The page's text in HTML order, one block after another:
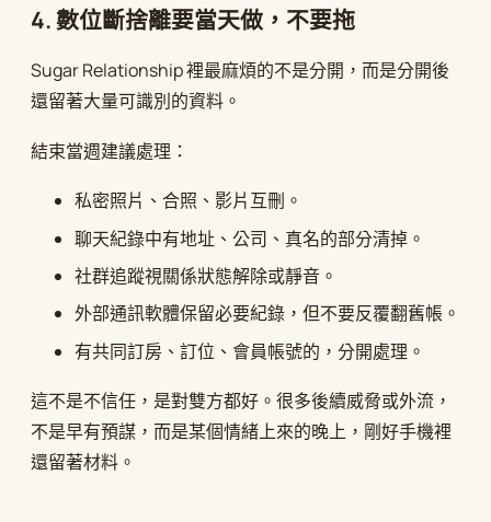
4. 數位斷捨離要當天做，不要拖
Sugar Relationship 裡最麻煩的不是分開，而是分開後
還留著大量可識別的資料。
結束當週建議處理：
私密照片、合照、影片互刪。
聊天紀錄中有地址、公司、真名的部分清掉。
社群追蹤視關係狀態解除或靜音。
外部通訊軟體保留必要紀錄，但不要反覆翻舊帳。
有共同訂房、訂位、會員帳號的，分開處理。
這不是不信任，是對雙方都好。很多後續威脅或外流，
不是早有預謀，而是某個情緒上來的晚上，剛好手機裡
還留著材料。